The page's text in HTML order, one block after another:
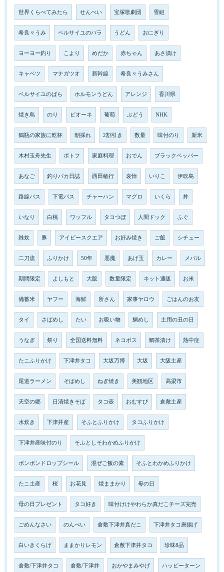
世界くらべてみたら せんべい 宝塚歌劇団 雪組
希良々うみ ベルサイユのバラ うどん おにぎり
ヨーヨー釣り こより めだか 赤ちゃん あさ漬け
キャベツ マナガツオ 新幹線 希良々うみさん
ベルサイユのばら ホルモンうどん アレンジ 香川県
焼き鳥 のり ピオーネ 葡萄 ぶどう NHK
鶴瓶の家族に乾杯 朝採れ 2割引き 数量 味付のり 新米
木村玉舟先生 ポトフ 家庭料理 おでん ブラックペッパー
あなご 釣りバカ日誌 西田敏行 哀悼 いりこ 伊吹島
路線バス 下電バス チャーハン マグロ いくら 丼
いなり 白桃 ワッフル タコつぼ 人間ドック ふぐ
雑炊 豚 アイビースクエア お好み焼き ご飯 シチュー
二刀流 ふりかけ 50年 悪魔 あげ玉 カレー メバル
期間限定 よしもと 大阪 数量限定 ネット通販 お米
備蓄米 ヤフー 海鮮 所さん 家事ヤロウ ごはんのお友
タイ さばめし たい お吸い物 鯛めし 土用の丑の日
うなぎ 祭り 全国送料無料 ネコポス 鯛茶漬け 熱中症
たこふりかけ 下津井タコ 大坂万博 大坂 大阪土産
尾道ラーメン そばめし ねぎ焼き 美観地区 高梁市
天空の郷 日清焼きそば タコ壺 おむすび 倉敷土産
水炊き 下津井産 そふとふりかけ タコふりかけ
下津井産味付のり そふとしそわかめふりかけ
ボンボンドロップシール 混ぜご飯の素 そふとわかめふりかけ
たこ土産 桜 お花見 焼ままかり 母の日
母の日プレゼント タコ好き 味付けけやわらか真だこチーズ完売
ごめんなさい のんべい 倉敷下津井真だこ 下津井タコ唐揚げ
白いきくらげ ままかりレモン 倉敷下津井タコ 珍味8品
倉敷/下津井タコ 倉敷/下津井 おかやまみやげ ハッピーターン